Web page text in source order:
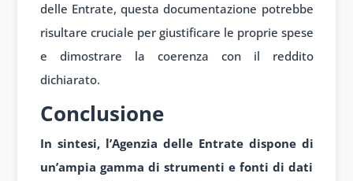
delle Entrate, questa documentazione potrebbe
risultare cruciale per giustificare le proprie spese
e dimostrare la coerenza con il reddito
dichiarato.
Conclusione
In sintesi, l’Agenzia delle Entrate dispone di
un’ampia gamma di strumenti e fonti di dati